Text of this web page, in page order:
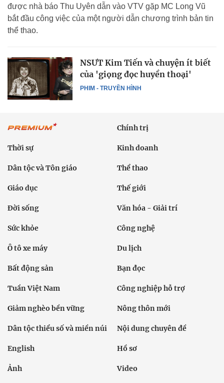
được nhà báo Thu Uyên dẫn vào VTV gặp MC Long Vũ
bắt đầu công việc của một người dẫn chương trình bản tin
thể thao.
PHIM - TRUYỀN HÌNH
NSƯT Kim Tiến và chuyện ít biết
của 'giọng đọc huyền thoại'
Chính trị
Thời sự Kinh doanh
Dân tộc và Tôn giáo Thể thao
Giáo dục Thế giới
Đời sống Văn hóa - Giải trí
Sức khỏe Công nghệ
Ô tô xe máy Du lịch
Bất động sản Bạn đọc
Tuần Việt Nam Công nghiệp hỗ trợ
Giảm nghèo bền vững Nông thôn mới
Dân tộc thiểu số và miền núi Nội dung chuyên đề
English Hồ sơ
Ảnh Video